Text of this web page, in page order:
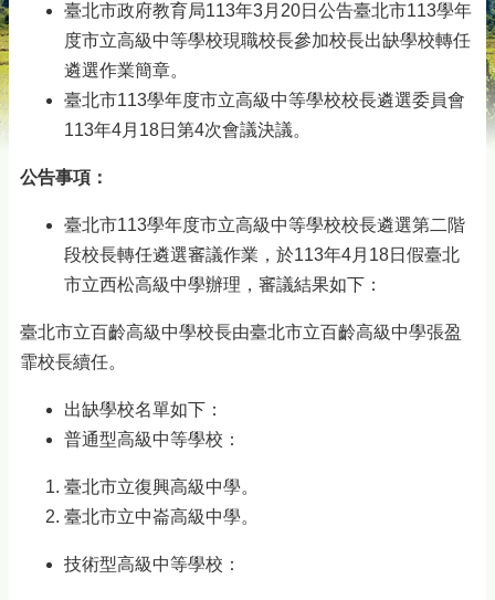
臺北市政府教育局113年3月20日公告臺北市113學年
度市立高級中等學校現職校長參加校長出缺學校轉任
遴選作業簡章。
臺北市113學年度市立高級中等學校校長遴選委員會
113年4月18日第4次會議決議。
公告事項：
臺北市113學年度市立高級中等學校校長遴選第二階
段校長轉任遴選審議作業，於113年4月18日假臺北
市立西松高級中學辦理，審議結果如下：
臺北市立百齡高級中學校長由臺北市立百齡高級中學張盈
霏校長續任。
出缺學校名單如下：
普通型高級中等學校：
臺北市立復興高級中學。
臺北市立中崙高級中學。
技術型高級中等學校：